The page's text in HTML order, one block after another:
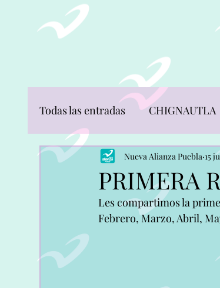
Todas las entradas CHIGNAUTLA
JONOTLA OCOTEPEC
SAN NICOLAS DE LOS
TOCHIMILCO
PRIMERA
Nueva Alianza Puebla 15
Les compartimos la
Febrero, Marzo, Abril,